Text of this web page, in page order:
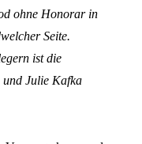
ohne Honorar in
Seite.
ist die
und Julie Kafka